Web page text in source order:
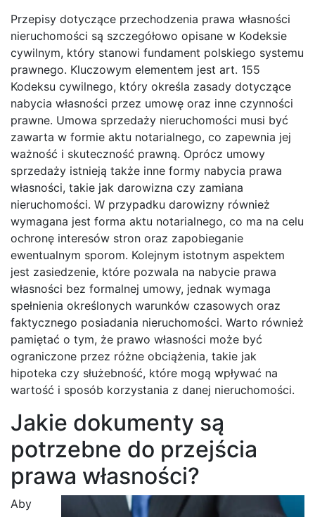
Przepisy dotyczące przechodzenia prawa własności
nieruchomości są szczegółowo opisane w Kodeksie
cywilnym, który stanowi fundament polskiego systemu
prawnego. Kluczowym elementem jest art. 155
Kodeksu cywilnego, który określa zasady dotyczące
nabycia własności przez umowę oraz inne czynności
prawne. Umowa sprzedaży nieruchomości musi być
zawarta w formie aktu notarialnego, co zapewnia jej
ważność i skuteczność prawną. Oprócz umowy
sprzedaży istnieją także inne formy nabycia prawa
własności, takie jak darowizna czy zamiana
nieruchomości. W przypadku darowizny również
wymagana jest forma aktu notarialnego, co ma na celu
ochronę interesów stron oraz zapobieganie
ewentualnym sporom. Kolejnym istotnym aspektem
jest zasiedzenie, które pozwala na nabycie prawa
własności bez formalnej umowy, jednak wymaga
spełnienia określonych warunków czasowych oraz
faktycznego posiadania nieruchomości. Warto również
pamiętać o tym, że prawo własności może być
ograniczone przez różne obciążenia, takie jak
hipoteka czy służebność, które mogą wpływać na
wartość i sposób korzystania z danej nieruchomości.
Jakie dokumenty są
potrzebne do przejścia
prawa własności?
Aby